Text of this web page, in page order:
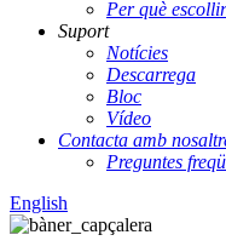
Per què
Suport
Notícies
Descarrega
Bloc
Vídeo
Contacta amb
Preguntes
English